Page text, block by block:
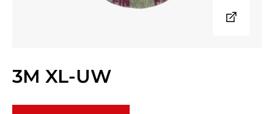
3M XL-UW